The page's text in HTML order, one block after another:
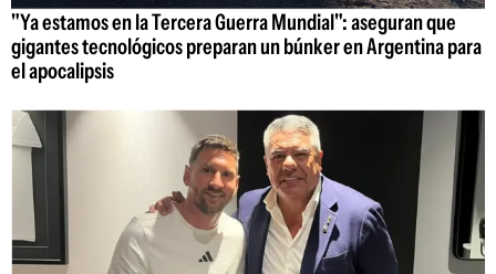
"Ya estamos en la Tercera Guerra Mundial": aseguran que
gigantes tecnológicos preparan un búnker en Argentina para
el apocalipsis